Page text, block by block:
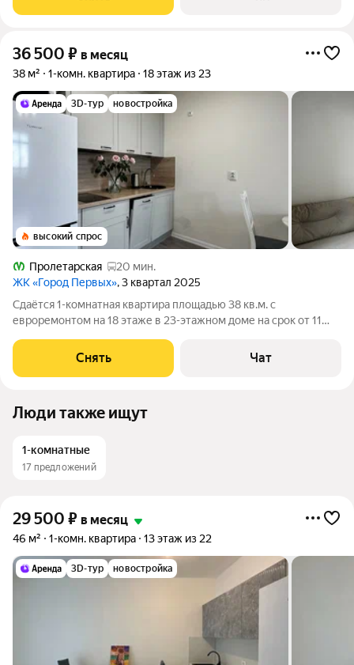
монолитный, окна выходят на
36 500 ₽ в месяц
38 м² 1-комн. квартира 18 этаж из 23
3D-тур новостройка
высокий спрос
Пролетарская
20 мин.
ЖК «Город Первых», 3 квартал 2025
Сдаётся 1-комнатная квартира площадью 38 кв.м. с
евроремонтом на 18 этаже в 23-этажном доме на срок от 11
Посудомоечная машина Микроволновка Окна выходят на
улицу. В подъезде 3 лифта - 2
Снять Чат
Люди также ищут
1-комнатные
17 предложений
29 500 ₽ в месяц
46 м² 1-комн. квартира 13 этаж из 22
3D-тур новостройка